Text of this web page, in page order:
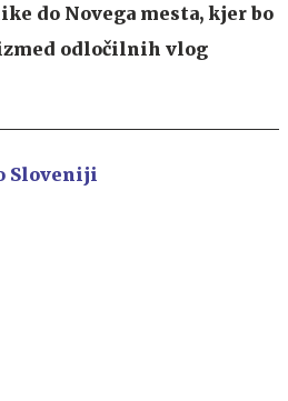
do Novega mesta, kjer bo
odločilnih vlog
Sloveniji